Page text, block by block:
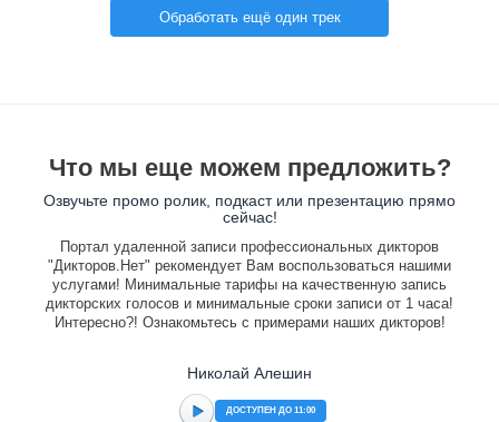
Обработать ещё один трек
Что мы еще можем предложить?
Озвучьте промо ролик, подкаст или презентацию прямо
сейчас!
Портал удаленной записи профессиональных дикторов
"Дикторов.Нет" рекомендует Вам воспользоваться нашими
услугами! Минимальные тарифы на качественную запись
дикторских голосов и минимальные сроки записи от 1 часа!
Интересно?! Ознакомьтесь с примерами наших дикторов!
Николай Алешин
ДОСТУПЕН ДО 11:00